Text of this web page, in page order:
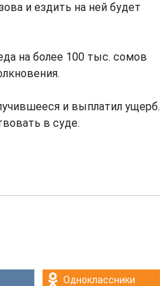
и ездить на ней будет
на более 100 тыс. сомов
и выплатил ущерб.
в суде.
Одноклассники